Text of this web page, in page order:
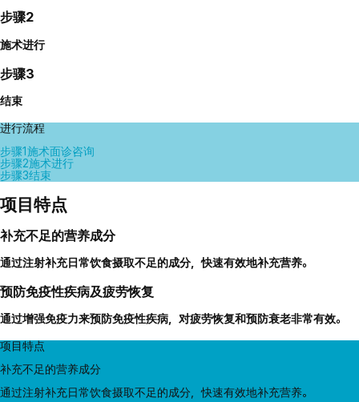
步骤2
施术进行
步骤3
结束
进行流程
步骤1施术面诊咨询
步骤2施术进行
步骤3结束
项目特点
补充不足的营养成分
通过注射补充日常饮食摄取不足的成分，快速有效地补充营养。
预防免疫性疾病及疲劳恢复
通过增强免疫力来预防免疫性疾病，对疲劳恢复和预防衰老非常有效。
项目特点
补充不足的营养成分
通过注射补充日常饮食摄取不足的成分，快速有效地补充营养。